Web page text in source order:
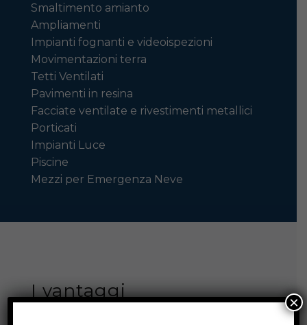
Smaltimento amianto
Ampliamenti
Impianti fognanti e videoispezioni
Movimentazioni terra
Tetti Ventilati
Pavimenti in resina
Facciate ventilate e rivestimenti metallici
Porticati
Impianti Luce
Piscine
Mezzi per Emergenza Neve
I vantaggi
×